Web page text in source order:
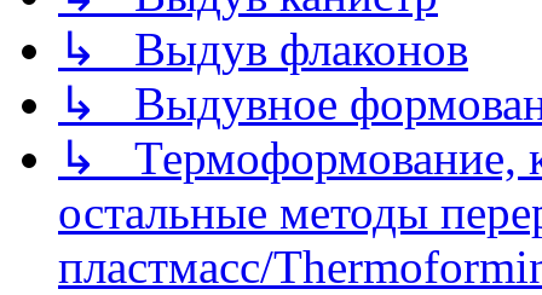
↳ Выдув флаконов
↳ Выдувное
↳ Термоформование,
остальные методы
пластмасс/